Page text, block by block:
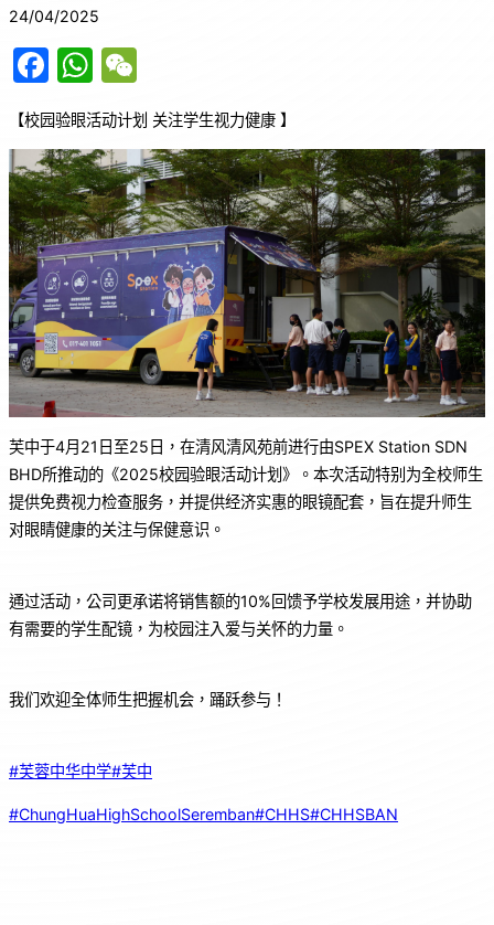
24/04/2025
F
c
e
b
o
o
k
W
at
s
A
p
p
C
h
at
【校园验眼活动计划 关注学生视力健康 】
芙中于4月21日至25日，在清风清风苑前进行由SPEX Station SDN
BHD所推动的《2025校园验眼活动计划》。本次活动特别为全校师生
提供免费视力检查服务，并提供经济实惠的眼镜配套，旨在提升师生
对眼睛健康的关注与保健意识。
通过活动，公司更承诺将销售额的10%回馈予学校发展用途，并协助
有需要的学生配镜，为校园注入爱与关怀的力量。
我们欢迎全体师生把握机会，踊跃参与！
#芙蓉中华中学#芙中
#ChungHuaHighSchoolSeremban#CHHS#CHHSBAN